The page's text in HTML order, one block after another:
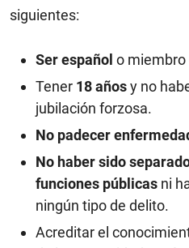
siguientes:
Ser español o miembro
Tener 18 añosy no
jubilación forzosa.
No padecer
No haber sido
funciones públicas ni
ningún tipo de delito.
Acreditar el